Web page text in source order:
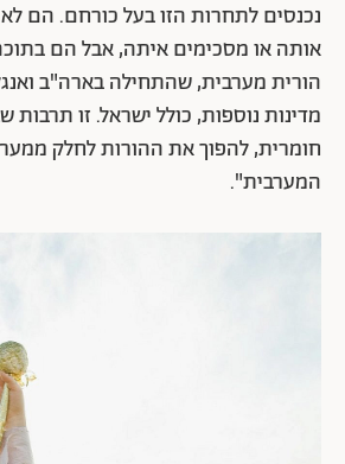
נכנסים לתחרות הזו בעל כורחם. הם
אותה או מסכימים איתה, אבל הם
הורית מערבית, שהתחילה בארה"ב
מדינות נוספות, כולל ישראל. זו תרבות
חומרית, להפוך את ההורות לחלק
המערבית".